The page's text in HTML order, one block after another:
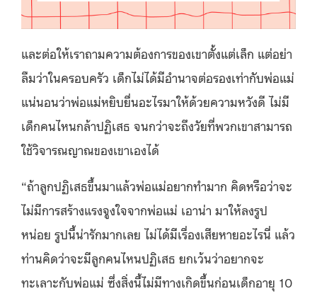
และต่อให้เราถามความต้องการของเขาตั้งแต่เล็ก แต่อย่า
ลืมว่าในครอบครัว เด็กไม่ได้มีอำนาจต่อรองเท่ากับพ่อแม่
แน่นอนว่าพ่อแม่หยิบยื่นอะไรมาให้ด้วยความหวังดี ไม่มี
เด็กคนไหนกล้าปฏิเสธ จนกว่าจะถึงวัยที่พวกเขาสามารถ
ใช้วิจารณญาณของเขาเองได้
“ถ้าลูกปฏิเสธขึ้นมาแล้วพ่อแม่อยากทำมาก คิดหรือว่าจะ
ไม่มีการสร้างแรงจูงใจจากพ่อแม่ เอาน่า มาให้ลงรูป
หน่อย รูปนี้น่ารักมากเลย ไม่ได้มีเรื่องเสียหายอะไรนี่ แล้ว
ท่านคิดว่าจะมีลูกคนไหนปฏิเสธ ยกเว้นว่าอยากจะ
ทะเลาะกับพ่อแม่ ซึ่งสิ่งนี้ไม่มีทางเกิดขึ้นก่อนเด็กอายุ 10